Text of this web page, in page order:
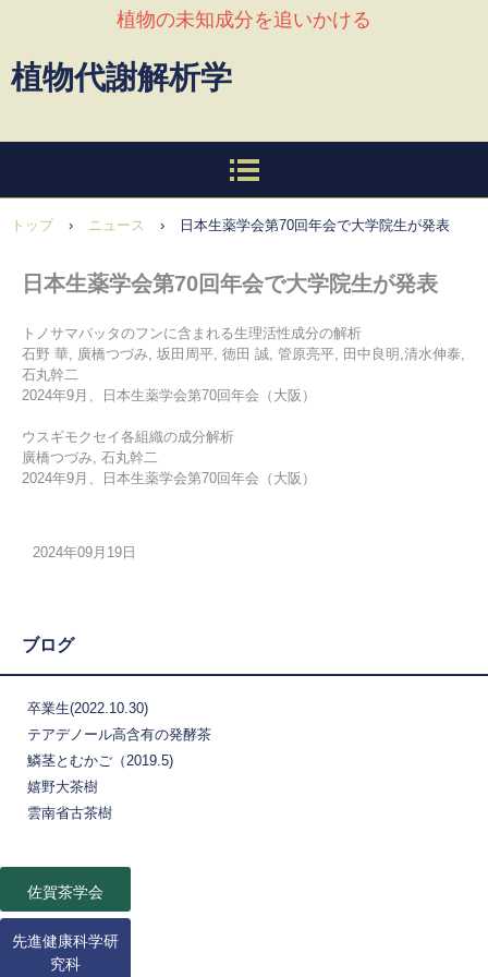
植物代謝解析学
植物の未知成分を追いかける
トップ › ニュース › 日本生薬学会第70回年会で大学院生が発表
日本生薬学会第70回年会で大学院生が発表
トノサマバッタのフンに含まれる生理活性成分の解析
石野 華, 廣橋つづみ, 坂田周平, 徳田 誠, 管原亮平, 田中良明,清水伸泰,
石丸幹二
2024年9月、日本生薬学会第70回年会（大阪）
ウスギモクセイ各組織の成分解析
廣橋つづみ, 石丸幹二
2024年9月、日本生薬学会第70回年会（大阪）
2024年09月19日
ブログ
卒業生(2022.10.30)
テアデノール高含有の発酵茶
鱗茎とむかご（2019.5)
嬉野大茶樹
雲南省古茶樹
佐賀茶学会
先進健康科学研
究科